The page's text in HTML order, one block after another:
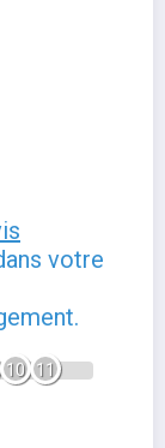
votre
10 11